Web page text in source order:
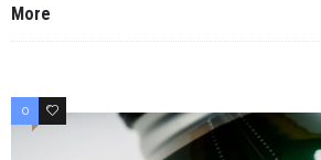
More
0 0